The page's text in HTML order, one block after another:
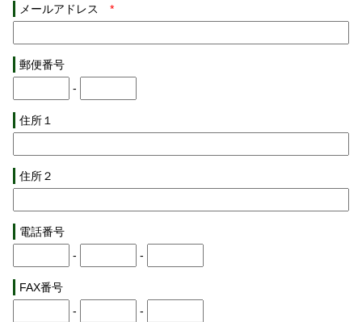
メールアドレス *
郵便番号
-
住所１
住所２
電話番号
-
-
FAX番号
-
-